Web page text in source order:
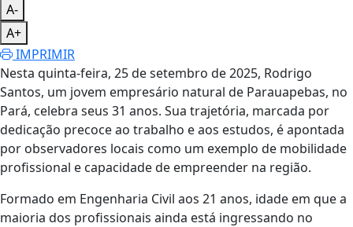
A-
A+
IMPRIMIR
Nesta quinta-feira, 25 de setembro de 2025, Rodrigo
Santos, um jovem empresário natural de Parauapebas, no
Pará, celebra seus 31 anos. Sua trajetória, marcada por
dedicação precoce ao trabalho e aos estudos, é apontada
por observadores locais como um exemplo de mobilidade
profissional e capacidade de empreender na região.
Formado em Engenharia Civil aos 21 anos, idade em que a
maioria dos profissionais ainda está ingressando no